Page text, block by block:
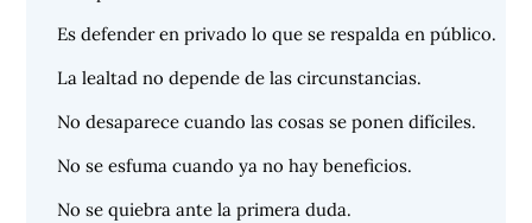
Es defender en privado lo que se respalda en público.
La lealtad no depende de las circunstancias.
No desaparece cuando las cosas se ponen difíciles.
No se esfuma cuando ya no hay beneficios.
No se quiebra ante la primera duda.